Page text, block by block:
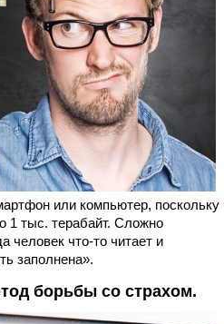
или компьютер, поскольку
1 тыс. терабайт. Сложно
человек что-то читает и
заполнена».
борьбы со страхом.